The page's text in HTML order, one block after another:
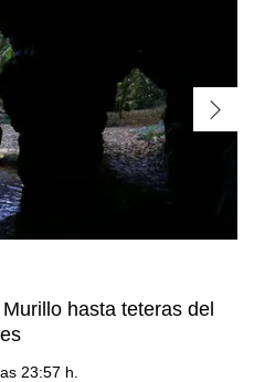
hasta teteras del
23:57 h.